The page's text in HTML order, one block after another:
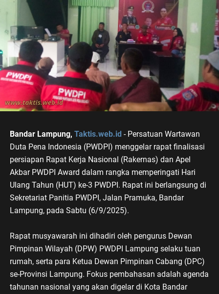
Bandar Lampung, Taktis.web.id - Persatuan Wartawan
Duta Pena Indonesia (PWDPI) menggelar rapat finalisasi
persiapan Rapat Kerja Nasional (Rakernas) dan Apel
Akbar PWDPI Award dalam rangka memperingati Hari
Ulang Tahun (HUT) ke-3 PWDPI. Rapat ini berlangsung di
Sekretariat Panitia PWDPI, Jalan Pramuka, Bandar
Lampung, pada Sabtu (6/9/2025).
Rapat musyawarah ini dihadiri oleh pengurus Dewan
Pimpinan Wilayah (DPW) PWDPI Lampung selaku tuan
rumah, serta para Ketua Dewan Pimpinan Cabang (DPC)
se-Provinsi Lampung. Fokus pembahasan adalah agenda
tahunan nasional yang akan digelar di Kota Bandar